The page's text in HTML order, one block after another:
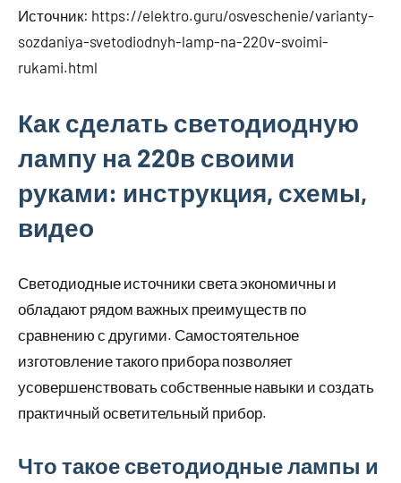
Источник: https://elektro.guru/osveschenie/varianty-
sozdaniya-svetodiodnyh-lamp-na-220v-svoimi-
rukami.html
Как сделать светодиодную
лампу на 220в своими
руками: инструкция, схемы,
видео
Светодиодные источники света экономичны и
обладают рядом важных преимуществ по
сравнению с другими. Самостоятельное
изготовление такого прибора позволяет
усовершенствовать собственные навыки и создать
практичный осветительный прибор.
Что такое светодиодные лампы и